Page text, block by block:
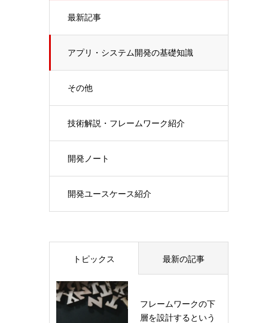
最新記事
アプリ・システム開発の基礎知識
その他
技術解説・フレームワーク紹介
開発ノート
開発ユースケース紹介
トピックス 最新の記事
フレームワークの下
層を設計するという